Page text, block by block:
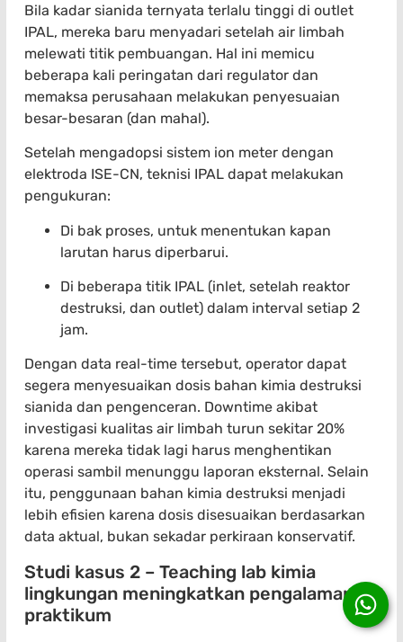
Bila kadar sianida ternyata terlalu tinggi di outlet
IPAL, mereka baru menyadari setelah air limbah
melewati titik pembuangan. Hal ini memicu
beberapa kali peringatan dari regulator dan
memaksa perusahaan melakukan penyesuaian
besar-besaran (dan mahal).
Setelah mengadopsi sistem ion meter dengan
elektroda ISE-CN, teknisi IPAL dapat melakukan
pengukuran:
Di bak proses, untuk menentukan kapan
larutan harus diperbarui.
Di beberapa titik IPAL (inlet, setelah reaktor
destruksi, dan outlet) dalam interval setiap 2
jam.
Dengan data real-time tersebut, operator dapat
segera menyesuaikan dosis bahan kimia destruksi
sianida dan pengenceran. Downtime akibat
investigasi kualitas air limbah turun sekitar 20%
karena mereka tidak lagi harus menghentikan
operasi sambil menunggu laporan eksternal. Selain
itu, penggunaan bahan kimia destruksi menjadi
lebih efisien karena dosis disesuaikan berdasarkan
data aktual, bukan sekadar perkiraan konservatif.
Studi kasus 2 – Teaching lab kimia
lingkungan meningkatkan pengalaman
praktikum